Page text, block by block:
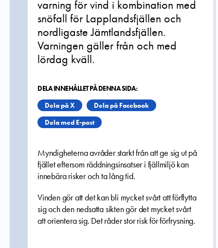
varning för vind i kombination med
snöfall för Lapplandsfjällen och
nordligaste Jämtlandsfjällen.
Varningen gäller från och med
lördag kväll.
DELA INNEHÅLLET PÅ DENNA SIDA:
Dela på X
Dela på Facebook
Dela med E-post
Myndigheterna avråder starkt från att ge sig ut på
fjället eftersom räddningsinsatser i fjällmiljö kan
innebära risker och ta lång tid.
Vinden gör att det kan bli mycket svårt att förflytta
sig och den nedsatta sikten gör det mycket svårt
att orientera sig. Det råder stor risk för förfrysning.